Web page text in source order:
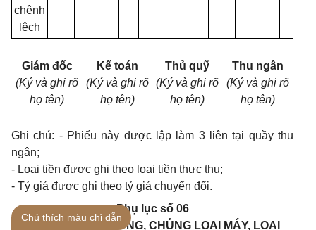
chênh
lệch
Giám đốc
(Ký và ghi rõ
họ tên)
Kế toán
(Ký và ghi rõ
họ tên)
Thủ quỹ
(Ký và ghi rõ
họ tên)
Thu ngân
(Ký và ghi rõ
họ tên)
Ghi chú: - Phiếu này được lập làm 3 liên tại quầy thu
ngân;
- Loại tiền được ghi theo loại tiền thực thu;
- Tỷ giá được ghi theo tỷ giá chuyển đổi.
Phụ lục số 06
BÁO CÁO SỐ LƯỢNG, CHỦNG LOẠI MÁY, LOẠI
Chú thích màu chỉ dẫn